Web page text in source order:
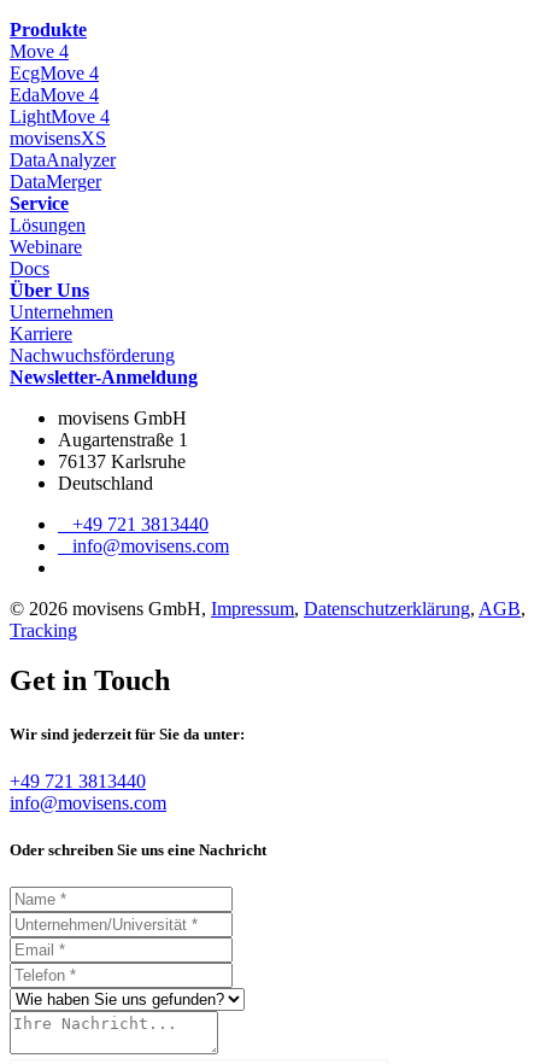
Produkte
Move 4
EcgMove 4
EdaMove 4
LightMove 4
movisensXS
DataAnalyzer
DataMerger
Service
Lösungen
Webinare
Docs
Über Uns
Unternehmen
Karriere
Nachwuchsförderung
Newsletter-Anmeldung
movisens GmbH
Augartenstraße 1
76137 Karlsruhe
Deutschland
+49 721 3813440
info@movisens.com
© 2026 movisens GmbH, Impressum, Datenschutzerklärung, AGB,
Tracking
Get in Touch
Wir sind jederzeit für Sie da unter:
+49 721 3813440
info@movisens.com
Oder schreiben Sie uns eine Nachricht